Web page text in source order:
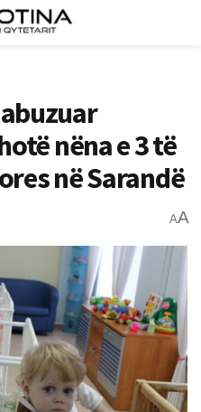
nëna e 3 të
në Sarandë
AA